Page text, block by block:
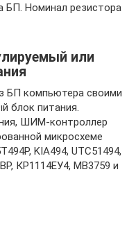
БП. Номинал резистора
или
БП компьютера своими
блок питания.
ШИМ-контроллер
микросхеме
KIA494, UTC51494,
КР1114ЕУ4, МВ3759 и